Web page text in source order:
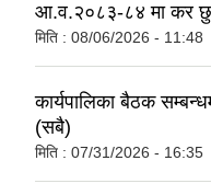
आ.व.२०८३-८४ मा कर
मिति : 08/06/2026 - 11:48
कार्यपालिका बैठक
(सबै)
मिति : 07/31/2026 - 16:35